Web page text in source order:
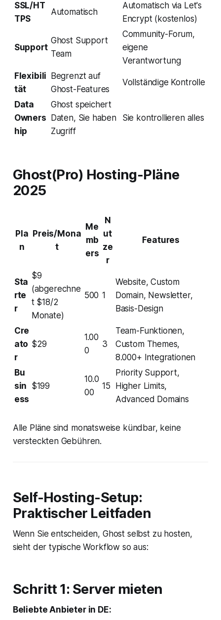
SSL/HT
TPS
Automatisch
Automatisch via Let's
Encrypt (kostenlos)
Support
Ghost Support
Team
Community-Forum,
eigene
Verantwortung
Flexibili
tät
Begrenzt auf
Ghost-Features
Vollständige Kontrolle
Data
Owners
hip
Ghost speichert
Daten, Sie haben
Zugriff
Sie kontrollieren alles
Ghost(Pro) Hosting-Pläne
2025
Pla
n
Preis/Mona
t
Me
mb
ers
N
ut
ze
r
Features
Sta
rte
r
$9
(abgerechne
t $18/2
Monate)
500 1
Website, Custom
Domain, Newsletter,
Basis-Design
Cre
ato
r
$29
1.00
0
3
Team-Funktionen,
Custom Themes,
8.000+ Integrationen
Bu
sin
ess
$199
10.0
00
15
Priority Support,
Higher Limits,
Advanced Domains
Alle Pläne sind monatsweise kündbar, keine
versteckten Gebühren.
Self-Hosting-Setup:
Praktischer Leitfaden
Wenn Sie entscheiden, Ghost selbst zu hosten,
sieht der typische Workflow so aus:
Schritt 1: Server mieten
Beliebte Anbieter in DE: